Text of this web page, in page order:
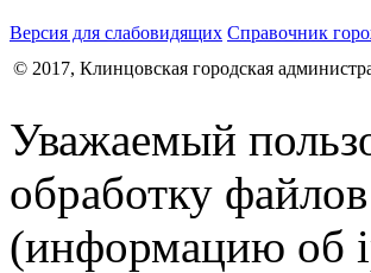
Версия для слабовидящих Справочник
© 2017, Клинцовская городская
Уважаемый
обработку файлов
(информацию об